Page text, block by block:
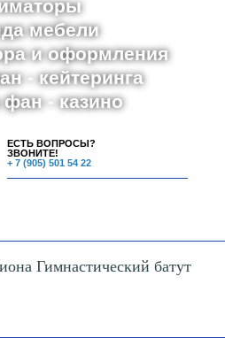
мебели
и оформления
- кейтеринга
- казино
ЕСТЬ ВОПРОСЫ?
ЗВОНИТЕ!
+ 7 (905) 501 54 22
Гимнастический батут